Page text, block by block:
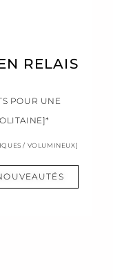
RELAIS
POUR UNE
/ VOLUMINEUX]